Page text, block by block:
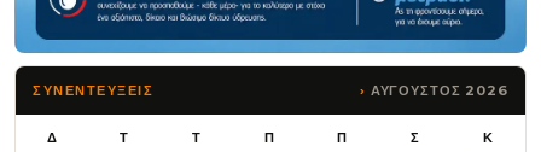
ΣΥΝΕΝΤΕΥΞΕΙΣ ΑΥΓΟΥΣΤΟΣ 2026
Δ Τ Τ Π Π Σ Κ